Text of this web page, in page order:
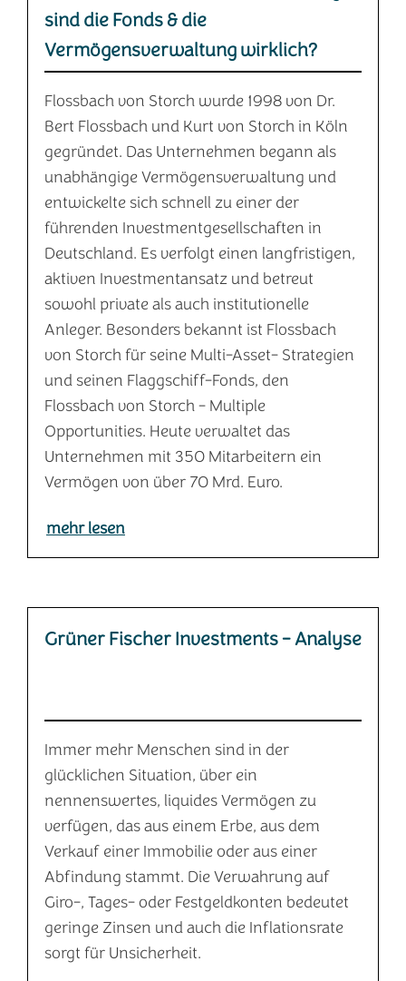
sind die Fonds & die
Vermögensverwaltung wirklich?
Flossbach von Storch wurde 1998 von Dr.
Bert Flossbach und Kurt von Storch in Köln
gegründet. Das Unternehmen begann als
unabhängige Vermögensverwaltung und
entwickelte sich schnell zu einer der
führenden Investmentgesellschaften in
Deutschland. Es verfolgt einen langfristigen,
aktiven Investmentansatz und betreut
sowohl private als auch institutionelle
Anleger. Besonders bekannt ist Flossbach
von Storch für seine Multi-Asset- Strategien
und seinen Flaggschiff-Fonds, den
Flossbach von Storch - Multiple
Opportunities. Heute verwaltet das
Unternehmen mit 350 Mitarbeitern ein
Vermögen von über 70 Mrd. Euro.
mehr lesen
Grüner Fischer Investments - Analyse
Immer mehr Menschen sind in der
glücklichen Situation, über ein
nennenswertes, liquides Vermögen zu
verfügen, das aus einem Erbe, aus dem
Verkauf einer Immobilie oder aus einer
Abfindung stammt. Die Verwahrung auf
Giro-, Tages- oder Festgeldkonten bedeutet
geringe Zinsen und auch die Inflationsrate
sorgt für Unsicherheit.